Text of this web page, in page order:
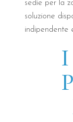
sedie per la
soluzione
indipendente